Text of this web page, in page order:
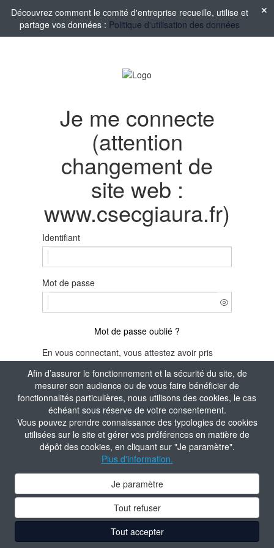
Afin d’assurer le fonctionnement et la sécurité du site, de
mesurer son audience ou de vous faire bénéficier de
fonctionnalités particulières, nous utilisons des cookies, le cas
échéant sous réserve de votre consentement.
Vous pouvez prendre connaissance des typologies de cookies
utilisées sur le site et gérer vos préférences en matière de
dépôt des cookies, en cliquant sur "Je paramètre".
Plus d'information.
Je paramètre
Tout refuser
Tout accepter
Découvrez comment le comité d'entreprise recueille, utilise et
partage vos données : Politique d'utilisation des données
Je me connecte
(attention
changement de
site web :
www.csecgiaura.fr)
Identifiant
Mot de passe
Mot de passe oublié ?
En vous connectant, vous attestez avoir pris
connaissance de laPolitique de confidentialité
du site.
Je m'identifie
Aide à la connexion